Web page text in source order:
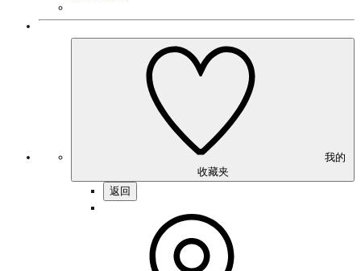
收藏夹
返回